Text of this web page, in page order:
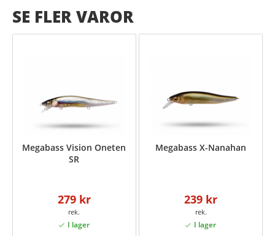
SE FLER VAROR
Megabass Vision Oneten
SR
279 kr
Megabass X-Nanahan
239 kr